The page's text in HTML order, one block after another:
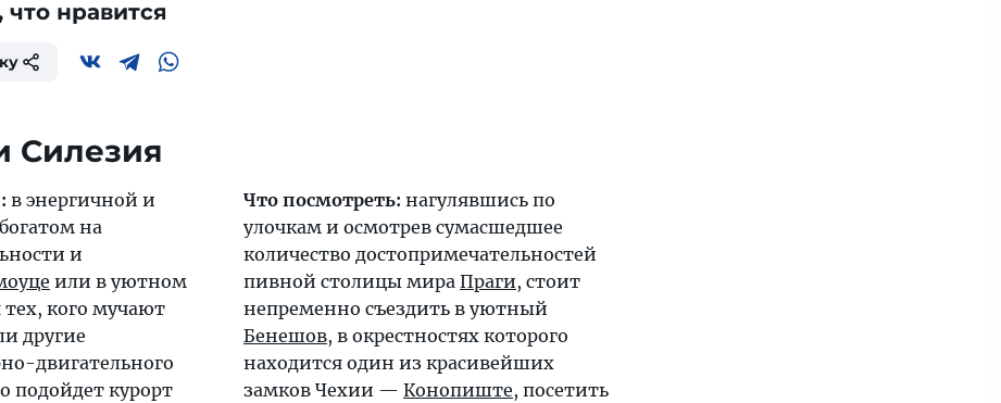
нравится
Силезия
в энергичной и
на
и
или в уютном
тех, кого мучают
другие
двигательного
подойдет курорт
Что посмотреть: нагулявшись по
улочкам и осмотрев сумасшедшее
количество достопримечательностей
пивной столицы мира Праги, стоит
непременно съездить в уютный
Бенешов, в окрестностях которого
находится один из красивейших
замков Чехии — Конопиште, посетить